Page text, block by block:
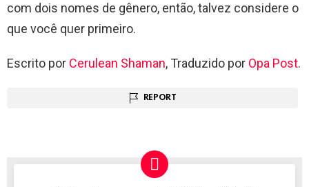
com dois nomes de gênero, então, talvez considere o
que você quer primeiro.
Escrito por Cerulean Shaman, Traduzido por Opa Post.
REPORT